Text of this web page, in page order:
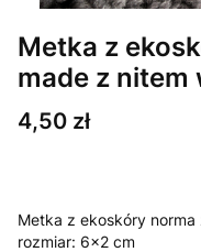
Metka z
made z
Cena
4,50 zł
Metka z ekoskóry
rozmiar: 6x2 cm